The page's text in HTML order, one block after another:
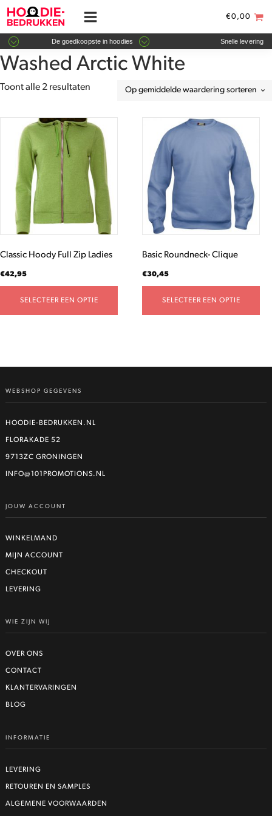
€0,00
De goedkoopste in hoodies Snelle levering
Washed Arctic White
Toont alle 2 resultaten Gesorteerd
waardering
Classic Hoody Full Zip Ladies
€42,95
SELECTEER EEN OPTIE
product
heeft
meerdere
variaties.
Deze
optie
gekozen
op
de
Basic Roundneck- Clique
€30,45
SELECTEER EEN OPTIE
product
heeft
meerdere
variaties.
Deze
optie
kan
gekozen
op
de
WEBSHOP GEGEVENS
HOODIE-BEDRUKKEN.NL
FLORAKADE 52
9713ZC GRONINGEN
INFO@101PROMOTIONS.NL
JOUW ACCOUNT
WINKELMAND
MIJN ACCOUNT
CHECKOUT
LEVERING
WIE ZIJN WIJ
OVER ONS
CONTACT
KLANTERVARINGEN
BLOG
INFORMATIE
LEVERING
RETOUREN EN SAMPLES
ALGEMENE VOORWAARDEN